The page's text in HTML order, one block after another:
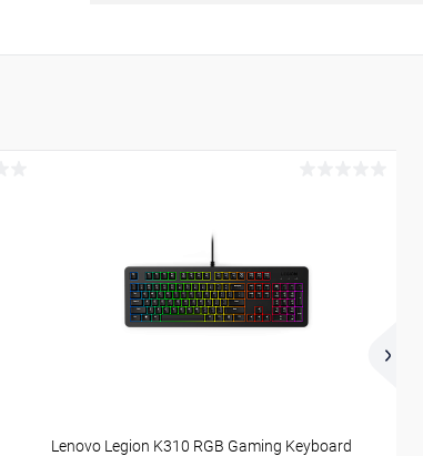
Lenovo Legion K310 RGB Gaming Keyboard